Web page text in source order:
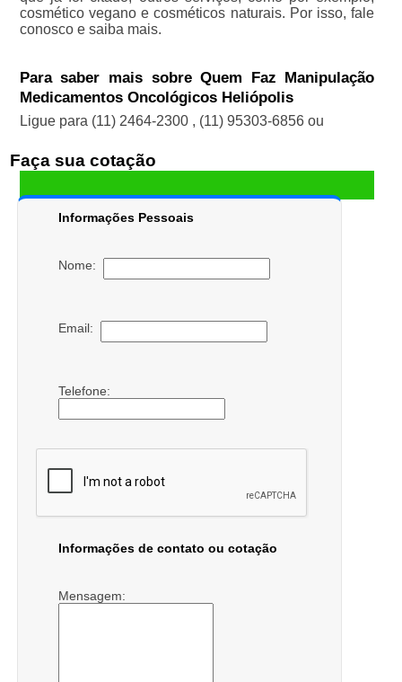
cosmético vegano e cosméticos naturais. Por isso, fale
conosco e saiba mais.
Para saber mais sobre Quem Faz Manipulação
Medicamentos Oncológicos Heliópolis
Ligue para (11) 2464-2300 , (11) 95303-6856 ou
Faça sua cotação
Informações Pessoais
Nome:
Email:
Telefone:
Informações de contato ou cotação
Mensagem: